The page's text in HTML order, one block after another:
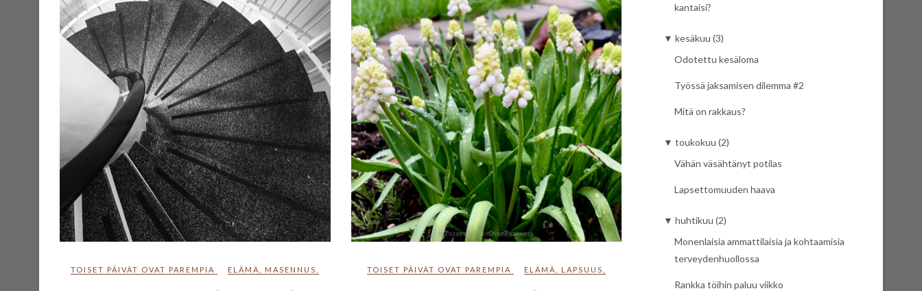
TOISET PÄIVÄT OVAT PAREMPIA ELÄMÄ MASENNUS TOISET PÄIVÄT OVAT PAREMPIA ELÄMÄ LAPSUUS
kantaisi?
▼ kesäkuu (3)
Odotettu kesäloma
Työssä jaksamisen dilemma #2
Mitä on rakkaus?
▼ toukokuu (2)
Vähän väsähtänyt potilas
Lapsettomuuden haava
▼ huhtikuu (2)
Monenlaisia ammattilaisia ja kohtaamisia
terveydenhuollossa
Rankka töihin paluu viikko